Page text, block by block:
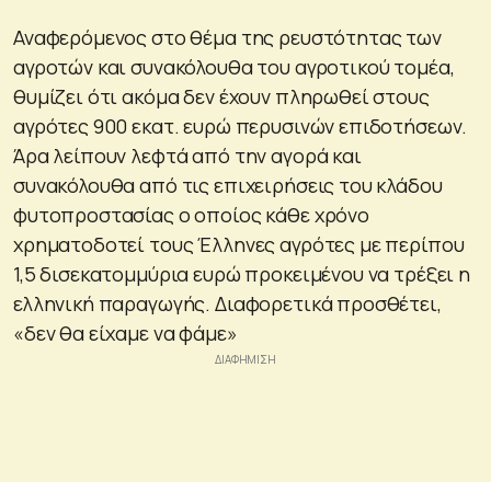
Αναφερόμενος στο θέμα της ρευστότητας των
αγροτών και συνακόλουθα του αγροτικού τομέα,
θυμίζει ότι ακόμα δεν έχουν πληρωθεί στους
αγρότες 900 εκατ. ευρώ περυσινών επιδοτήσεων.
Άρα λείπουν λεφτά από την αγορά και
συνακόλουθα από τις επιχειρήσεις του κλάδου
φυτοπροστασίας ο οποίος κάθε χρόνο
χρηματοδοτεί τους Έλληνες αγρότες με περίπου
1,5 δισεκατομμύρια ευρώ προκειμένου να τρέξει η
ελληνική παραγωγής. Διαφορετικά προσθέτει,
«δεν θα είχαμε να φάμε»